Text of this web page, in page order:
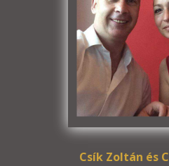
Csík Zoltán és